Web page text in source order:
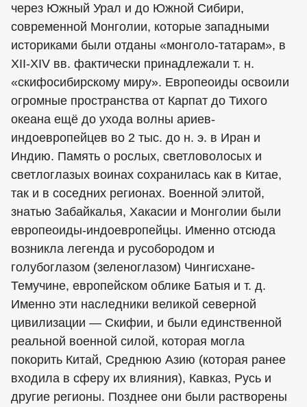
через Южный Урал и до Южной Сибири,
современной Монголии, которые западными
историками были отданы «монголо-татарам», в
XII-XIV вв. фактически принадлежали т. н.
«скифосибирскому миру». Европеоиды освоили
огромные пространства от Карпат до Тихого
океана ещё до ухода волны ариев-
индоевропейцев во 2 тыс. до н. э. в Иран и
Индию. Память о рослых, светловолосых и
светлоглазых воинах сохранилась как в Китае,
так и в соседних регионах. Военной элитой,
знатью Забайкалья, Хакасии и Монголии были
европеоиды-индоевропейцы. Именно отсюда
возникла легенда и русобородом и
голубоглазом (зеленоглазом) Чингисхане-
Темучине, европейском облике Батыя и т. д.
Именно эти наследники великой северной
цивилизации — Скифии, и были единственной
реальной военной силой, которая могла
покорить Китай, Среднюю Азию (которая ранее
входила в сферу их влияния), Кавказ, Русь и
другие регионы. Позднее они были растворены